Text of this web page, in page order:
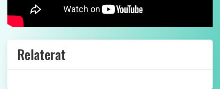
Relaterat